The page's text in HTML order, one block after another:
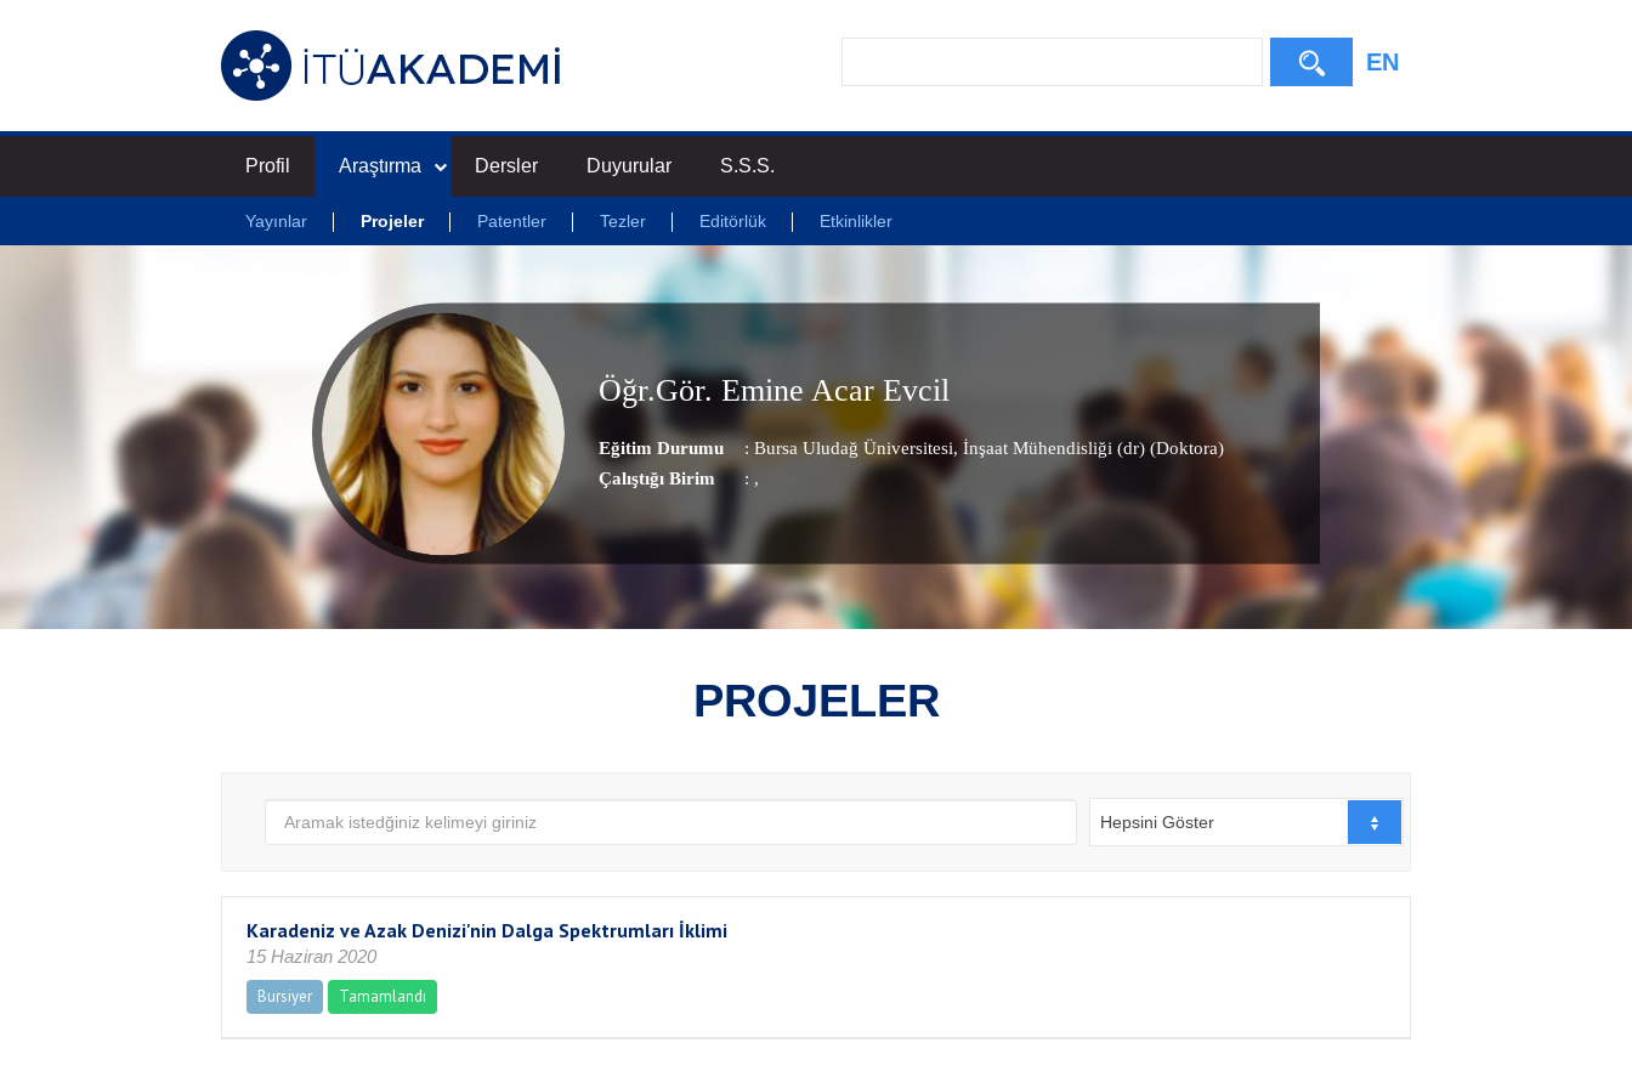
EN
Profil Araştırma
Yayınlar Projeler Patentler Tezler Editörlük Etkinlikler
Dersler Duyurular S.S.S.
Öğr.Gör. Emine Acar Evcil
Eğitim Durumu
: Bursa Uludağ Üniversitesi, İnşaat Mühendisliği (dr) (Doktora)
Çalıştığı Birim
: ,
PROJELER
Hepsini Göster
Karadeniz ve Azak Denizi'nin Dalga Spektrumları İklimi
15 Haziran 2020
Bursiyer
Tamamlandı